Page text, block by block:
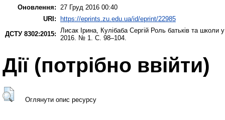
Оновлення:
27 Груд 2016 00:40
URI: https://eprints.zu.edu.ua/id/eprint/22985
ДСТУ 8302:2015:
Лисак Ірина Кулібаба Сергій Роль батьків та школи
2016. № 1. С. 98–104.
Дії ​​(потрібно ввійти)
Оглянути опис ресурсу